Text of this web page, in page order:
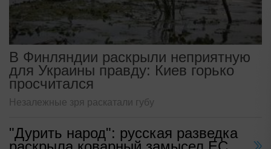
В Финляндии раскрыли неприятную
для Украины правду: Киев горько
просчитался
Незалежные зря раскатали губу
"Дурить народ": русская разведка